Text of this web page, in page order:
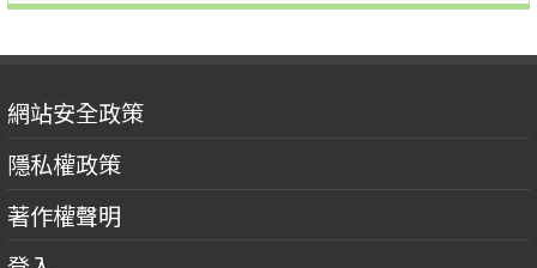
網站安全政策
隱私權政策
著作權聲明